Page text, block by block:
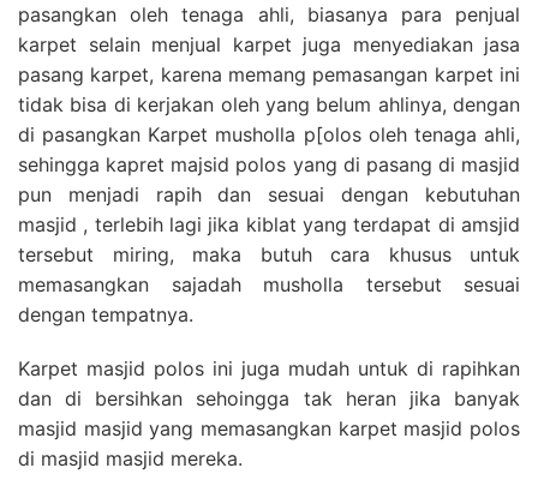
pasangkan oleh tenaga ahli, biasanya para penjual
karpet selain menjual karpet juga menyediakan jasa
pasang karpet, karena memang pemasangan karpet ini
tidak bisa di kerjakan oleh yang belum ahlinya, dengan
di pasangkan Karpet musholla p[olos oleh tenaga ahli,
sehingga kapret majsid polos yang di pasang di masjid
pun menjadi rapih dan sesuai dengan kebutuhan
masjid , terlebih lagi jika kiblat yang terdapat di amsjid
tersebut miring, maka butuh cara khusus untuk
memasangkan sajadah musholla tersebut sesuai
dengan tempatnya.
Karpet masjid polos ini juga mudah untuk di rapihkan
dan di bersihkan sehoingga tak heran jika banyak
masjid masjid yang memasangkan karpet masjid polos
di masjid masjid mereka.